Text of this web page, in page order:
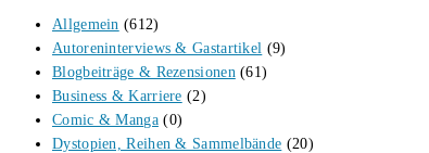
Allgemein (612)
Autoreninterviews & Gastartikel (9)
Blogbeiträge & Rezensionen (61)
Business & Karriere (2)
Comic & Manga (0)
Dystopien, Reihen & Sammelbände (20)